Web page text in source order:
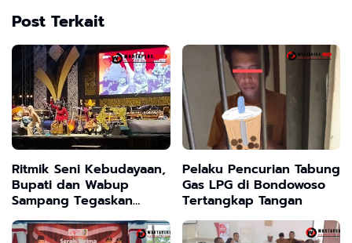
Post Terkait
Ritmik Seni Kebudayaan,
Bupati dan Wabup
Sampang Tegaskan
Kesenian ini Tetap
Dilestarikan
Pelaku Pencurian Tabung
Gas LPG di Bondowoso
Tertangkap Tangan